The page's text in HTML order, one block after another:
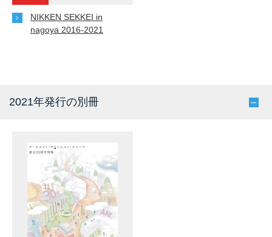
NIKKEN SEKKEI in
nagoya 2016-2021
2021年発行の別冊